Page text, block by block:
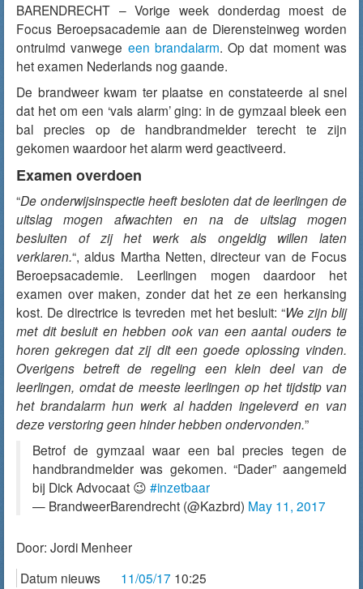
BARENDRECHT – Vorige week donderdag moest de
Focus Beroepsacademie aan de Dierensteinweg worden
ontruimd vanwege een brandalarm. Op dat moment was
het examen Nederlands nog gaande.
De brandweer kwam ter plaatse en constateerde al snel
dat het om een ‘vals alarm’ ging: in de gymzaal bleek een
bal precies op de handbrandmelder terecht te zijn
gekomen waardoor het alarm werd geactiveerd.
Examen overdoen
“De onderwijsinspectie heeft besloten dat de leerlingen de
uitslag mogen afwachten en na de uitslag mogen
besluiten of zij het werk als ongeldig willen laten
verklaren.“, aldus Martha Netten, directeur van de Focus
Beroepsacademie. Leerlingen mogen daardoor het
examen over maken, zonder dat het ze een herkansing
kost. De directrice is tevreden met het besluit: “We zijn blij
met dit besluit en hebben ook van een aantal ouders te
horen gekregen dat zij dit een goede oplossing vinden.
Overigens betreft de regeling een klein deel van de
leerlingen, omdat de meeste leerlingen op het tijdstip van
het brandalarm hun werk al hadden ingeleverd en van
deze verstoring geen hinder hebben ondervonden.”
Betrof de gymzaal waar een bal precies tegen de
handbrandmelder was gekomen. “Dader” aangemeld
bij Dick Advocaat 😉 #inzetbaar
— BrandweerBarendrecht (@Kazbrd) May 11, 2017
Door: Jordi Menheer
Datum nieuws
11/05/17 10:25